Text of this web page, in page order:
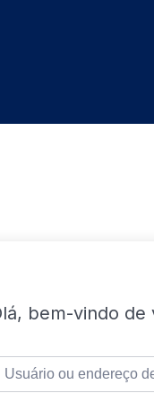
bem-vindo de